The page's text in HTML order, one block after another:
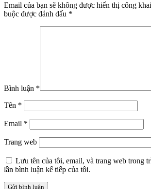
Email của bạn sẽ không được hiển thị công
buộc được đánh dấu *
Bình luận *
Tên *
Email *
Trang web
Lưu tên của tôi, email, và trang web trong
lần bình luận kế tiếp của tôi.